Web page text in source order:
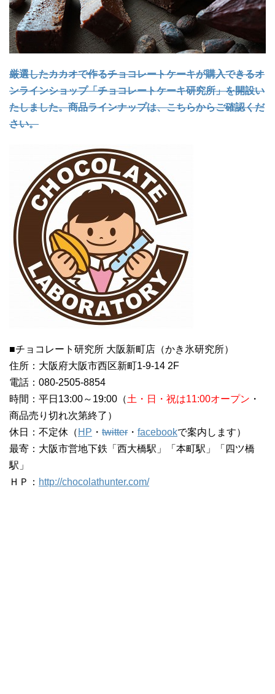
厳選したカカオで作るチョコレートケーキが購入できるオ
ンラインショップ「チョコレートケーキ研究所」を開設い
たしました。商品ラインナップは、こちらからご確認くだ
さい。
■チョコレート研究所 大阪新町店（かき氷研究所）
住所：大阪府大阪市西区新町1-9-14 2F
電話：080-2505-8854
時間：平日13:00～19:00（土・日・祝は11:00オープン ・
商品売り切れ次第終了）
休日：不定休（ HP ・ twitter ・ facebookで案内します）
最寄：大阪市営地下鉄「西大橋駅」「本町駅」「四ツ橋
駅」
ＨＰ： http://chocolathunter.com/